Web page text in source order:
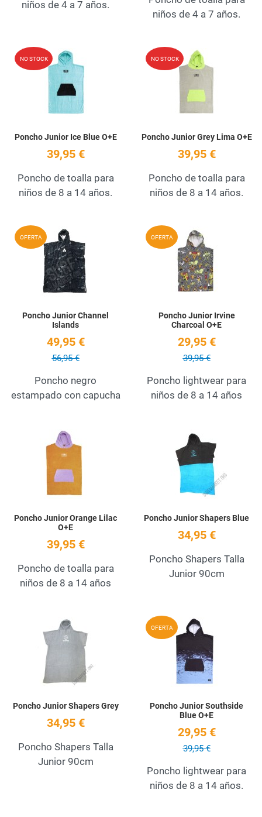
niños de 4 a 7 años.
niños de 4 a 7 años.
NO STOCK Add to Wishlist
Poncho Junior Ice Blue O+E
39,95 €
Poncho de toalla para
niños de 8 a 14 años.
NO STOCK
Poncho Junior Grey Lima O+E
39,95 €
Poncho de toalla para
niños de 8 a 14 años.
OFERTA Add to Wishlist
Poncho Junior Channel
Islands
49,95 €
56,95 €
Poncho negro
estampado con capucha
OFERTA
Poncho Junior Irvine
Charcoal O+E
29,95 €
39,95 €
Poncho lightwear para
niños de 8 a 14 años
Add to Wishlist
Poncho Junior Orange Lilac
O+E
39,95 €
Poncho de toalla para
niños de 8 a 14 años
Poncho Junior Shapers Blue
34,95 €
Poncho Shapers Talla
Junior 90cm
Add to Wishlist
Poncho Junior Shapers Grey
34,95 €
Poncho Shapers Talla
Junior 90cm
OFERTA
Poncho Junior Southside
Blue O+E
29,95 €
39,95 €
Poncho lightwear para
niños de 8 a 14 años.